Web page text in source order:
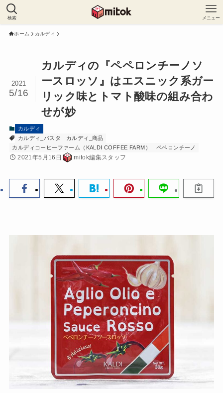
検索 メニュー
ホーム カルディ
カルディの『ペペロンチーノソ
ースロッソ』はエスニック系ガー
リック味とトマト酸味の組み合わ
せが妙
2021
5/16
カルディ
カルディ_パスタ
カルディ_商品
カルディコーヒーファーム（KALDI COFFEE FARM）
ペペロンチーノ
2021年5月16日 mitok編集スタッフ